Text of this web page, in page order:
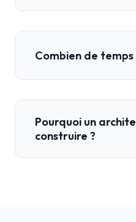
Combien de
Pourquoi un
construire ?